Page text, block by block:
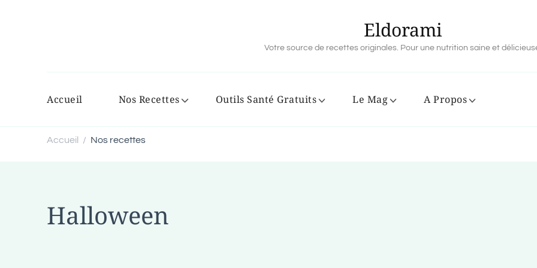
Eldorami
Votre source de recettes originales. Pour une nutrition saine et
Accueil Nos Recettes Outils Santé Gratuits Le Mag A Propos
Accueil / Nos recettes
Halloween